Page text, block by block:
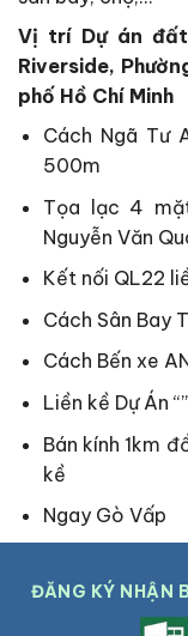
Vị trí Dự án đất
Riverside,
phố Hồ Chí Minh
Cách Ngã Tư
500m
Tọa lạc 4
Nguyễn Văn
Kết nối QL22
Cách Sân Bay
Cách Bến xe
Liền kề Dự Án
Bán kính 1km
kề
Ngay Gò Vấp
ĐĂNG KÝ NHẬN